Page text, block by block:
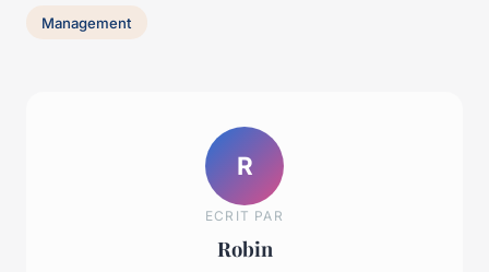
Management
R
ECRIT PAR
Robin